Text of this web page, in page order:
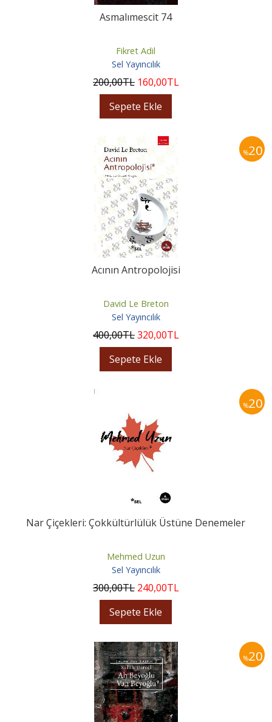
Asmalımescit 74
Fikret Adil
Sel Yayıncılık
200,00TL 160,00TL
Sepete Ekle
%20
Acının Antropolojisi
David Le Breton
Sel Yayıncılık
400,00TL320,00TL
Sepete Ekle
%20
Nar Çiçekleri: Çokkültürlülük Üstüne Denemeler
Mehmed Uzun
Sel Yayıncılık
300,00TL 240,00TL
Sepete Ekle
%20